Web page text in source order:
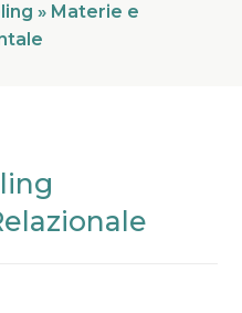
» Materie e